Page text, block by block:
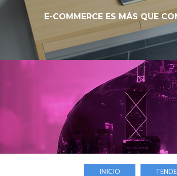
E-COMMERCE ES MÁS QUE
INICIO